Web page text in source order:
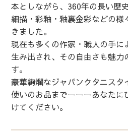
本としながら、360年の長い歴
細描・彩釉・釉裏金彩などの様
きました。
現在も多くの作家・職人の手に
生み出され、その自由さも魅力
す。
豪華絢爛なジャパンクタニスタ
使いのお品までーーーあなたに
けてください。